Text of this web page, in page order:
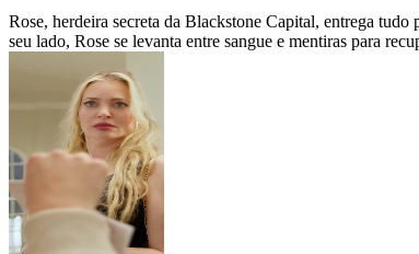
Rose, herdeira secreta da Blackstone Capital, entrega
seu lado, Rose se levanta entre sangue e mentiras para